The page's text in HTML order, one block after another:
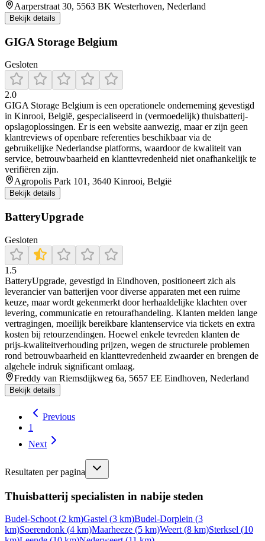
Aarperstraat 30, 5563 BK Westerhoven, Nederland
Bekijk details
GIGA Storage Belgium
Gesloten
2.0
GIGA Storage Belgium is een operationele onderneming gevestigd
in Kinrooi, België, gespecialiseerd in (vermoedelijk) thuisbatterij-
opslagoplossingen. Er is een website aanwezig, maar er zijn geen
klantreviews of openbare referenties beschikbaar via de
gebruikelijke Nederlandse platforms, waardoor de kwaliteit van
service, betrouwbaarheid en klanttevredenheid niet onafhankelijk te
verifiëren zijn.
Agropolis Park 101, 3640 Kinrooi, België
Bekijk details
BatteryUpgrade
Gesloten
1.5
BatteryUpgrade, gevestigd in Eindhoven, positioneert zich als
leverancier van batterijen voor diverse apparaten met een ruime
keuze, maar wordt gekenmerkt door herhaaldelijke klachten over
levering, communicatie en retourafhandeling. Klanten melden lange
vertragingen, moeilijk bereikbare klantenservice via tickets en extra
kosten bij retourzendingen. Hoewel enkele tevreden klanten de
prijs-kwaliteitverhouding prijzen, wegen de structurele problemen
rond betrouwbaarheid en klanttevredenheid zwaarder en brengen de
algehele indruk significant omlaag.
Freddy van Riemsdijkweg 6a, 5657 EE Eindhoven, Nederland
Bekijk details
Previous
1
Next
Resultaten per pagina
Thuisbatterij specialisten in nabije steden
Budel-Schoot (2 km)Gastel (3 km)Budel-Dorplein (3
km)Soerendonk (4 km)Maarheeze (5 km)Weert (8 km)Sterksel (10